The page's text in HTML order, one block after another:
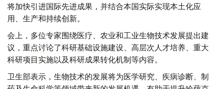
将加快引进国际先进成果，并结合本国实际实现本土化应
用、生产和持续创新。
会上，多位专家围绕医疗、农业和工业生物技术发展提出建
议，重点讨论了科研基础设施建设、高层次人才培养、重大
科研项目实施以及科研成果转化机制等内容。
卫生部表示，生物技术的发展将为医学研究、疾病诊断、制